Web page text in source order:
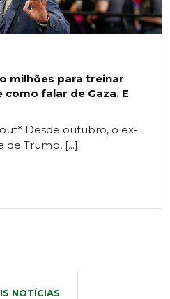
milhões para treinar
falar de Gaza. E
Desde outubro, o ex-
Trump, [...]
NOTÍCIAS